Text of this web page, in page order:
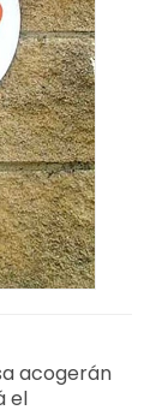
acogerán
el